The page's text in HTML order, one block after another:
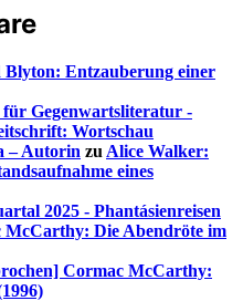
Entzauberung einer
Gegenwartsliteratur -
Wortschau
– Autorin zu Alice Walker:
eines
2025 - Phantásienreisen
McCarthy: Die Abendröte im
Cormac McCarthy: